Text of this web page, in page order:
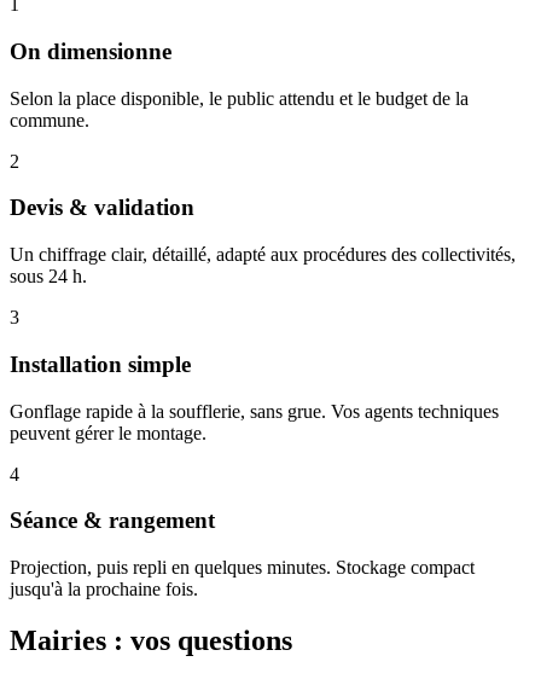
On dimensionne
Selon la place disponible, le public attendu et le budget de la
commune.
2
Devis & validation
Un chiffrage clair, détaillé, adapté aux procédures des collectivités,
sous 24 h.
3
Installation simple
Gonflage rapide à la soufflerie, sans grue. Vos agents techniques
peuvent gérer le montage.
4
Séance & rangement
Projection, puis repli en quelques minutes. Stockage compact
jusqu'à la prochaine fois.
Mairies : vos questions